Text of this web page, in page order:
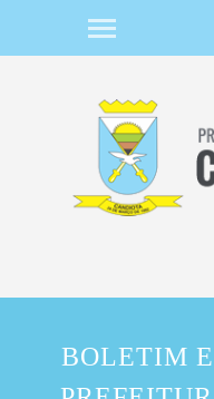
BOLETIM